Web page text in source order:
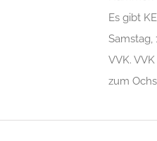
Es gibt
Samstag,
VVK.
zum